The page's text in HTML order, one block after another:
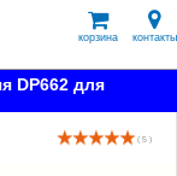
корзина контакты
DP662 для
( 5 )